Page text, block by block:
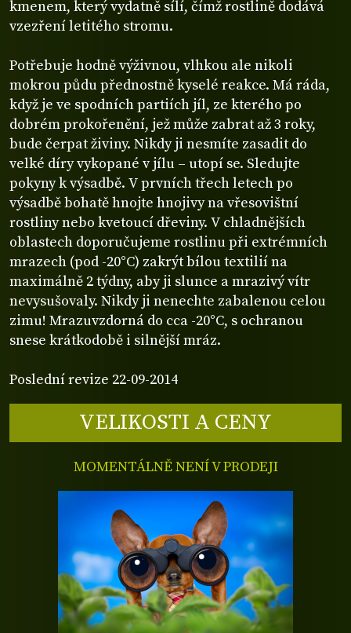
kmenem, který vydatně sílí, čímž rostlině dodává
vzezření letitého stromu.
Potřebuje hodně výživnou, vlhkou ale nikoli
mokrou půdu přednostně kyselé reakce. Má ráda,
když je ve spodních partiích jíl, ze kterého po
dobrém prokořenění, jež může zabrat až 3 roky,
bude čerpat živiny. Nikdy ji nesmíte zasadit do
velké díry vykopané v jílu – utopí se. Sledujte
pokyny k výsadbě. V prvních třech letech po
výsadbě bohatě hnojte hnojivy na vřesovištní
rostliny nebo kvetoucí dřeviny. V chladnějších
oblastech doporučujeme rostlinu při extrémních
mrazech (pod -20°C) zakrýt bílou textilií na
maximálně 2 týdny, aby ji slunce a mrazivý vítr
nevysušovaly. Nikdy ji nenechte zabalenou celou
zimu! Mrazuvzdorná do cca -20°C, s ochranou
snese krátkodobě i silnější mráz.
Poslední revize 22-09-2014
VELIKOSTI A CENY
MOMENTÁLNĚ NENÍ V PRODEJI